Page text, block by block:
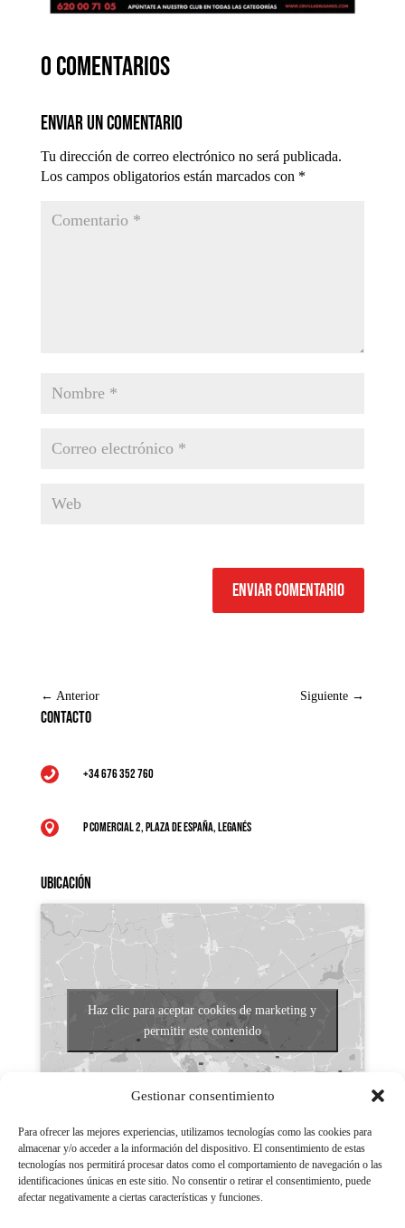
Gestionar consentimiento
Para ofrecer las mejores experiencias, utilizamos tecnologías como las cookies para
almacenar y/o acceder a la información del dispositivo. El consentimiento de estas
tecnologías nos permitirá procesar datos como el comportamiento de navegación o las
identificaciones únicas en este sitio. No consentir o retirar el consentimiento, puede
afectar negativamente a ciertas características y funciones.
0 comentarios
Enviar un comentario
Tu dirección de correo electrónico no será publicada.
Los campos obligatorios están marcados con *
Enviar comentario
← Anterior Siguiente →
Contacto
 +34 676 352 760
 P Comercial 2, Plaza de España, Leganés
Ubicación
Haz clic para aceptar cookies de marketing y
permitir este contenido
Aviso legal
Políticas de Privacidad